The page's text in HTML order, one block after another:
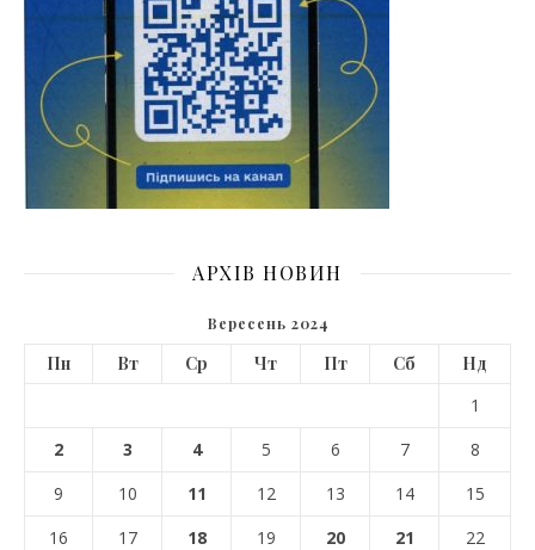
АРХІВ НОВИН
Вересень 2024
Пн Вт Ср Чт Пт Сб
Нд
1
2
3 4 5 6 7
8
9
10 11 12 13 14
15
16
17 18 19 20 21
22